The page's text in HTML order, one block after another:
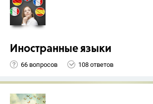
Иностранные языки
66 вопросов 108 ответов